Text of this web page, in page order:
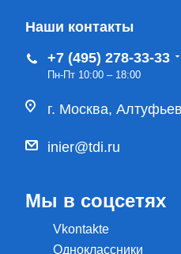
Наши контакты
+7 (495) 278-33-33
Пн-Пт 10:00 – 18:00
г. Москва,
inier@tdi.ru
Мы в соцсетях
Vkontakte
Одноклассники